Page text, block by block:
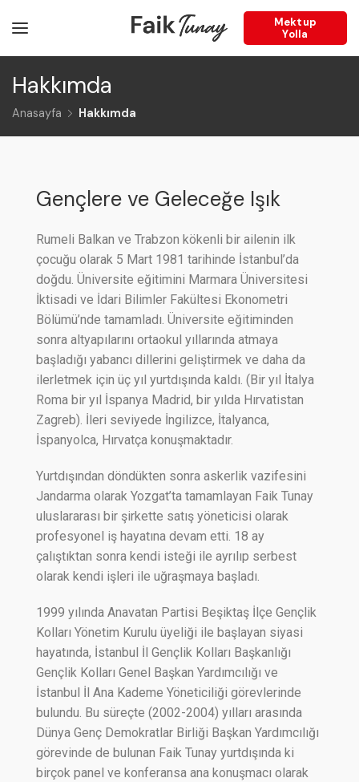
Mektup
Yolla
Hakkımda
Anasayfa Hakkımda
Gençlere ve Geleceğe Işık
Rumeli Balkan ve Trabzon kökenli bir ailenin ilk
çocuğu olarak 5 Mart 1981 tarihinde İstanbul’da
doğdu. Üniversite eğitimini Marmara Üniversitesi
İktisadi ve İdari Bilimler Fakültesi Ekonometri
Bölümü’nde tamamladı. Üniversite eğitiminden
sonra altyapılarını ortaokul yıllarında atmaya
başladığı yabancı dillerini geliştirmek ve daha da
ilerletmek için üç yıl yurtdışında kaldı. (Bir yıl İtalya
Roma bir yıl İspanya Madrid, bir yılda Hırvatistan
Zagreb). İleri seviyede İngilizce, İtalyanca,
İspanyolca, Hırvatça konuşmaktadır.
Yurtdışından döndükten sonra askerlik vazifesini
Jandarma olarak Yozgat’ta tamamlayan Faik Tunay
uluslararası bir şirkette satış yöneticisi olarak
profesyonel iş hayatına devam etti. 18 ay
çalıştıktan sonra kendi isteği ile ayrılıp serbest
olarak kendi işleri ile uğraşmaya başladı.
1999 yılında Anavatan Partisi Beşiktaş İlçe Gençlik
Kolları Yönetim Kurulu üyeliği ile başlayan siyasi
hayatında, İstanbul İl Gençlik Kolları Başkanlığı
Gençlik Kolları Genel Başkan Yardımcılığı ve
İstanbul İl Ana Kademe Yöneticiliği görevlerinde
bulundu. Bu süreçte (2002-2004) yılları arasında
Dünya Genç Demokratlar Birliği Başkan Yardımcılığı
görevinde de bulunan Faik Tunay yurtdışında ki
birçok panel ve konferansa ana konuşmacı olarak